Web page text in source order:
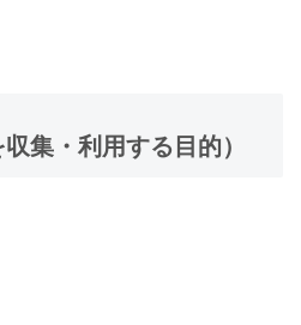
集・利用する目的）